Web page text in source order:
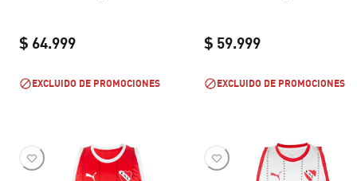
$ 64.999
EXCLUIDO DE PROMOCIONES
$ 59.999
EXCLUIDO DE PROMOCIONES